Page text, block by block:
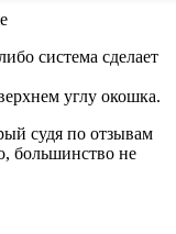
система сделает
углу окошка.
судя по отзывам
большинство не